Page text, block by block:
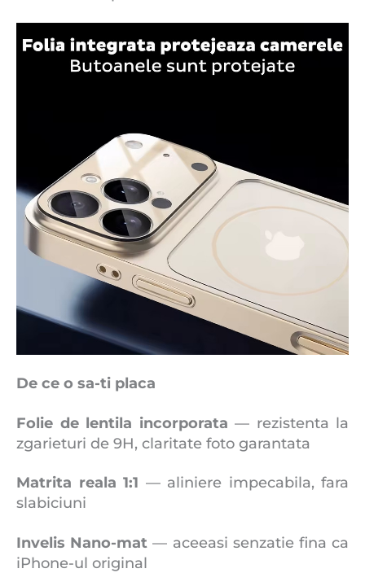
De ce o sa-ti placa
Folie de lentila incorporata — rezistenta la
zgarieturi de 9H, claritate foto garantata
Matrita reala 1:1 — aliniere impecabila, fara
slabiciuni
Invelis Nano-mat — aceeasi senzatie fina ca
iPhone-ul original